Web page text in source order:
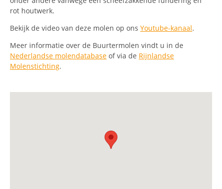
rot houtwerk.
Bekijk de video van deze molen op ons Youtube-kanaal.
Meer informatie over de Buurtermolen vindt u in de
Nederlandse molendatabase of via de Rijnlandse
Molenstichting.